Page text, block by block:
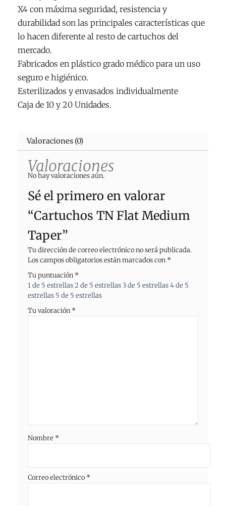
X4 con máxima seguridad, resistencia y
durabilidad son las principales características que
lo hacen diferente al resto de cartuchos del
mercado.
Fabricados en plástico grado médico para un uso
seguro e higiénico.
Esterilizados y envasados individualmente
Caja de 10 y 20 Unidades.
Valoraciones (0)
Valoraciones
No hay valoraciones aún.
Sé el primero en valorar
“Cartuchos TN Flat Medium
Taper”
Tu dirección de correo electrónico no será publicada.
Los campos obligatorios están marcados con *
Tu puntuación *
1 de 5 estrellas2 de 5 estrellas3 de 5 estrellas4 de 5
estrellas 5 de 5 estrellas
Tu valoración *
Nombre *
Correo electrónico *